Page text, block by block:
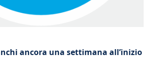
ancora una settimana all’inizio